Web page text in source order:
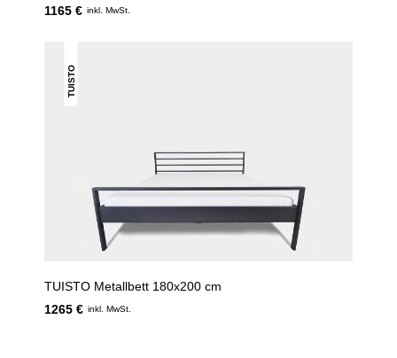
1165 € inkl. MwSt.
TUISTO
TUISTO Metallbett 180x200 cm
1265 € inkl. MwSt.